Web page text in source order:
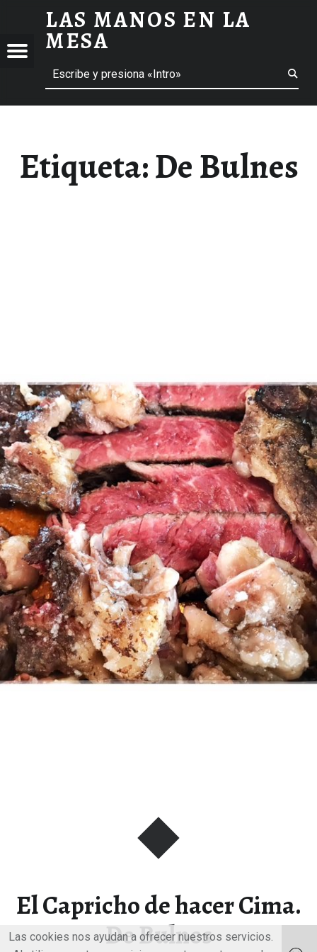
DE BULNES ARCHIVOS - LAS MANOS EN LA MESA
LAS MANOS EN LA
MESA
Menú Buscar
Etiqueta:De Bulnes
El Capricho de hacer Cima.
De Bulnes
Las cookies nos ayudan a ofrecer nuestros servicios.